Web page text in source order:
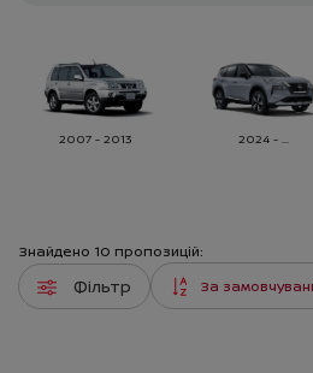
2007 - 2013 2024 - ...
Знайдено 10 пропозицій:
Фільтр